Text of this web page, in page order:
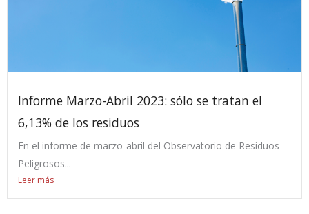
Informe Marzo-Abril 2023: sólo se tratan el
6,13% de los residuos
En el informe de marzo-abril del Observatorio de Residuos
Peligrosos...
Leer más